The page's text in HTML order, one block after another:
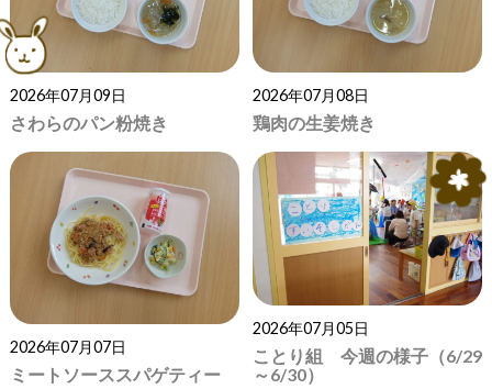
2026年07月09日
さわらのパン粉焼き
2026年07月08日
鶏肉の生姜焼き
2026年07月07日
ミートソーススパゲティー
2026年07月05日
ことり組 今週の様子（6/29
～6/30）